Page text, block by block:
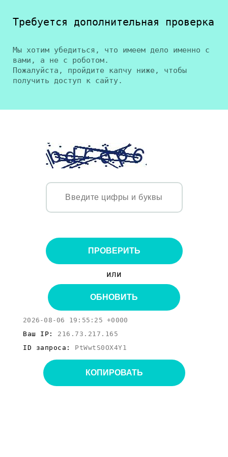
Требуется дополнительная проверка
Мы хотим убедиться, что имеем дело именно с
вами, а не с роботом.
Пожалуйста, пройдите капчу ниже, чтобы
получить доступ к сайту.
ПРОВЕРИТЬ
или
ОБНОВИТЬ
2026-08-06 19:55:25 +0000
Ваш IP: 216.73.217.165
ID запроса: PtWwtS0OX4Y1
КОПИРОВАТЬ